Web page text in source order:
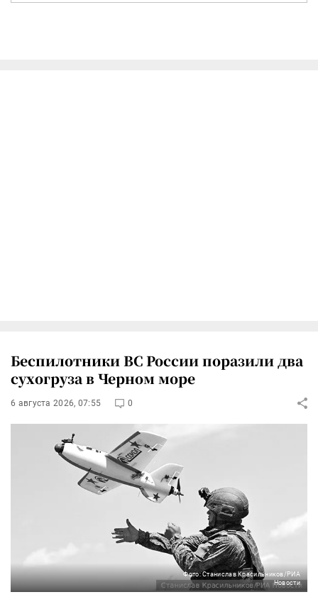
Беспилотники ВС России поразили два
сухогруза в Черном море
6 августа 2026, 07:55 0
Фото: Станислав Красильников/РИА
Новости